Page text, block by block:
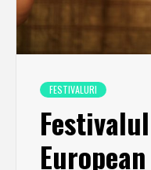
FESTIVALURI